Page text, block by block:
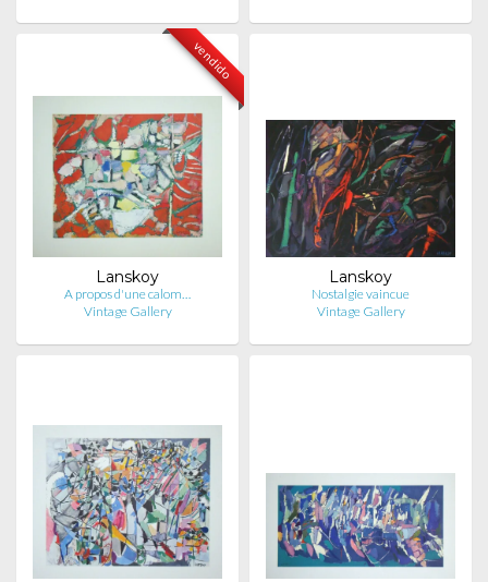
vendido
Lanskoy
A propos d'une calom…
Vintage Gallery
Lanskoy
Nostalgie vaincue
Vintage Gallery